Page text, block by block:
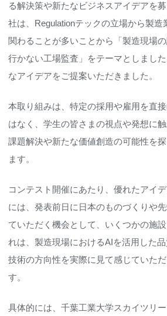
る解決策や新たなビジネスアイデアを
社は、Regulationテックの立場から製造
関わることが多いことから「製造現場
行かない工場監査」をテーマとしまし
なアイデアをご提案いただきました。
本取り組みは、特定の採用や雇用を直
はなく、学生の皆さまの視点や発想に
課題解決や新たな価値創造の可能性を
ます。
コンテスト開催にあたり、優れたアイ
には、発表前日に日本のものづくりや
ていただく機会として、いくつかの施
れは、製造現場におけるAIを活用した
技術の方向性を実際に見て感じていた
す。
具体的には、千葉工業大学スカイツリ